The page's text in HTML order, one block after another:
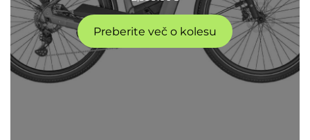
Preberite več o kolesu